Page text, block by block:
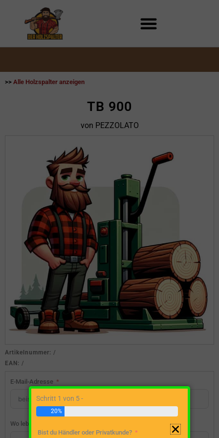
>> Alle Holzspalter anzeigen
TB 900
von PEZZOLATO
Artikelnummer: /
EAN: /
E-Mail-Adresse
Wo lebst du?
Schritt 1 von 5 -
20%
Bist du Händler oder Privatkunde?